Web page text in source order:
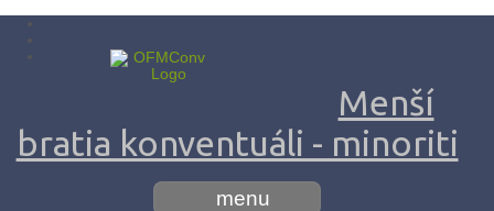
Menší
bratia konventuáli - minoriti
menu